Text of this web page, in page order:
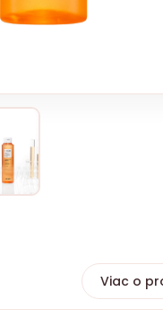
Viac o